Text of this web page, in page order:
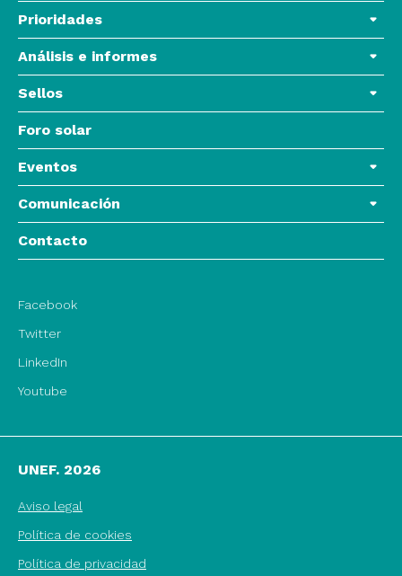
Prioridades
Análisis e informes
Sellos
Foro solar
Eventos
Comunicación
Contacto
Facebook
Twitter
LinkedIn
Youtube
UNEF. 2026
Aviso legal
Política de cookies
Política de privacidad